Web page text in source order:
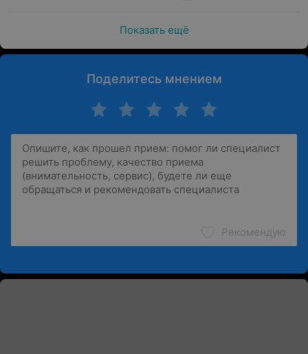
Показать ещё
Поделитесь мнением
Рекомендую